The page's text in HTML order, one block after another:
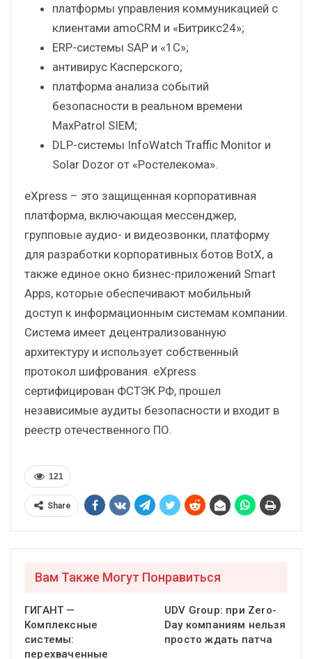
платформы управления коммуникацией с
клиентами amoCRM и «Битрикс24»;
ERP-системы SAP и «1C»;
антивирус Касперского;
платформа анализа событий
безопасности в реальном времени
MaxPatrol SIEM;
DLP-системы InfoWatch Traffic Monitor и
Solar Dozor от «Ростелекома».
eXpress – это защищенная корпоративная
платформа, включающая мессенджер,
групповые аудио- и видеозвонки, платформу
для разработки корпоративных ботов BotX, а
также единое окно бизнес-приложений Smart
Apps, которые обеспечивают мобильный
доступ к информационным системам компании.
Система имеет децентрализованную
архитектуру и использует собственный
протокол шифрования. eXpress
сертифицирован ФСТЭК РФ, прошел
независимые аудиты безопасности и входит в
реестр отечественного ПО.
121
Share
Вам Также Могут Понравиться
ГИГАНТ —
Комплексные
системы:
перехваченные
UDV Group: при Zero-
Day компаниям нельзя
просто ждать патча